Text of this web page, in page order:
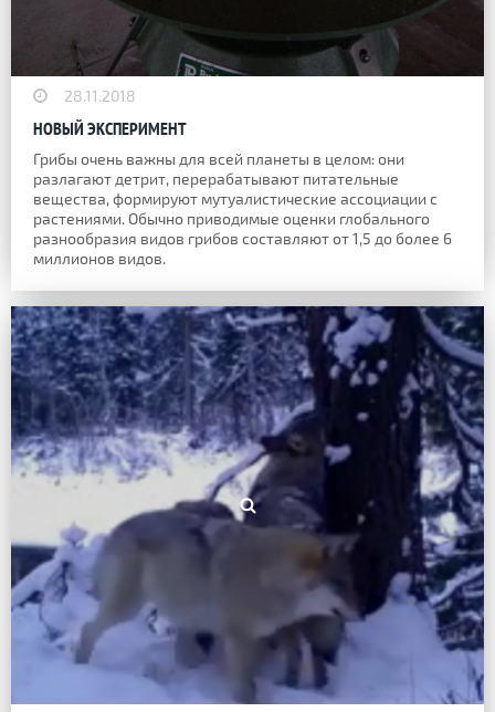
28.11.2018
НОВЫЙ ЭКСПЕРИМЕНТ
Грибы очень важны для всей планеты в целом: они
разлагают детрит, перерабатывают питательные
вещества, формируют мутуалистические ассоциации с
растениями. Обычно приводимые оценки глобального
разнообразия видов грибов составляют от 1,5 до более 6
миллионов видов.